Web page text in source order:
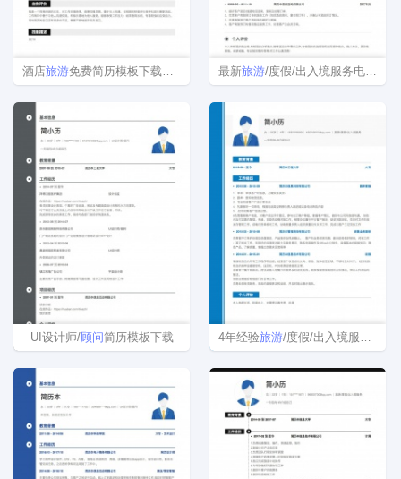
酒店旅游免费简历模板下载word格式 最新旅游/度假/出入境服务电子版求职简历模板制作
UI设计师/顾问简历模板下载 4年经验旅游/度假/出入境服务个人简历模板范文